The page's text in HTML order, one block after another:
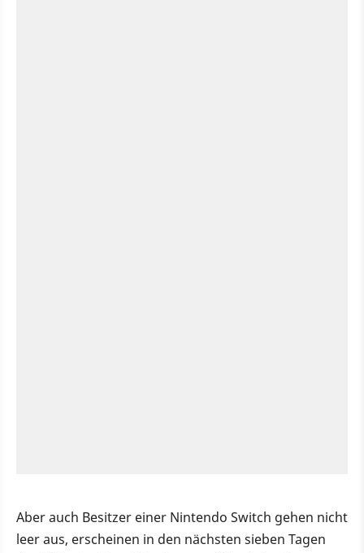
Aber auch Besitzer einer Nintendo Switch gehen nicht
leer aus, erscheinen in den nächsten sieben Tagen